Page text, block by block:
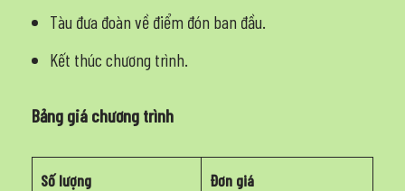
Tàu đưa đoàn về điểm đón ban đầu.
Kết thúc chương trình.
Bảng giá chương trình
Số lượng Đơn giá